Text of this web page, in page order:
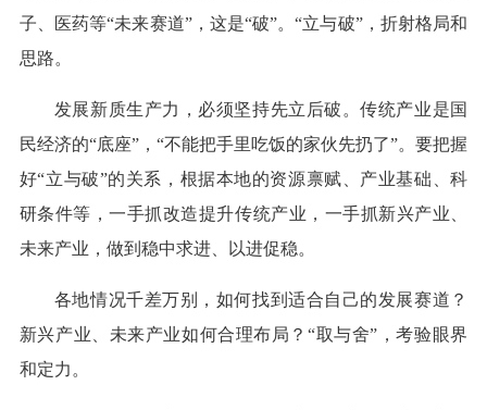
子、医药等“未来赛道”，这是“破”。“立与破”，折射格局和
思路。
发展新质生产力，必须坚持先立后破。传统产业是国
民经济的“底座”，“不能把手里吃饭的家伙先扔了”。要把握
好“立与破”的关系，根据本地的资源禀赋、产业基础、科
研条件等，一手抓改造提升传统产业，一手抓新兴产业、
未来产业，做到稳中求进、以进促稳。
各地情况千差万别，如何找到适合自己的发展赛道？
新兴产业、未来产业如何合理布局？“取与舍”，考验眼界
和定力。